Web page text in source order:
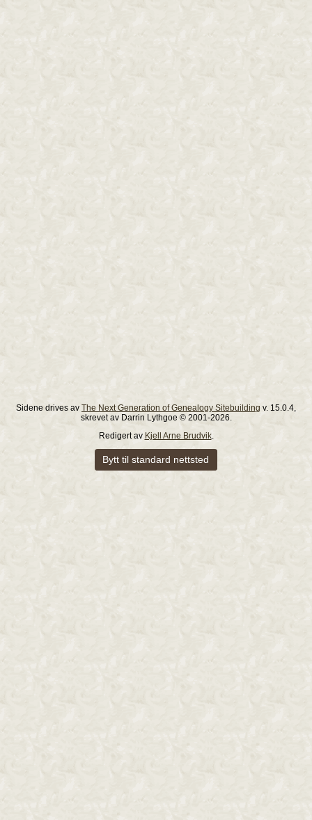
Sidene drives av The Next Generation of Genealogy Sitebuilding v. 15.0.4,
skrevet av Darrin Lythgoe © 2001-2026.
Redigert av Kjell Arne Brudvik.
Bytt til standard nettsted